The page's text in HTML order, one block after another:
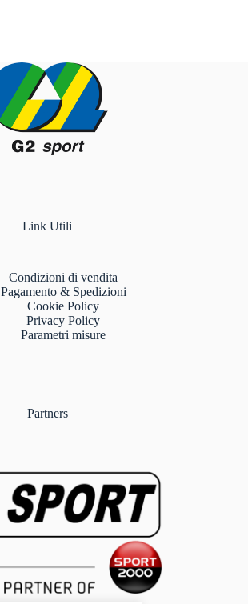
Link Utili
Condizioni di vendita
Pagamento & Spedizioni
Cookie Policy
Privacy Policy
Parametri misure
Partners